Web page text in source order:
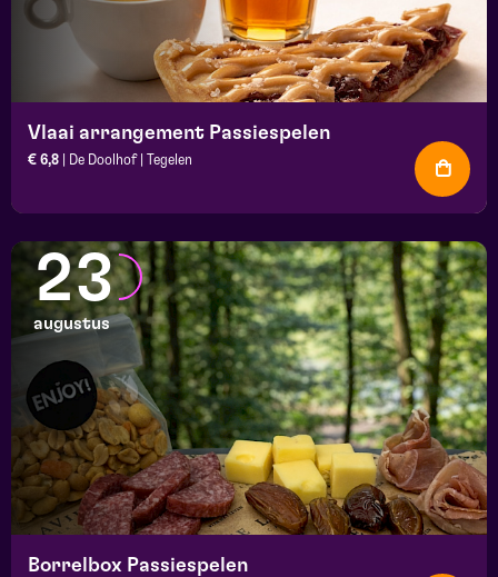
Vlaai arrangement Passiespelen
€ 6,8 | De Doolhof | Tegelen
23
augustus
Borrelbox Passiespelen